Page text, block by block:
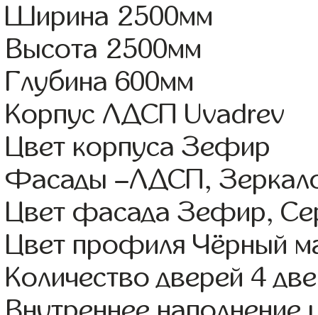
Ширина 2500мм
Высота 2500мм
Глубина 600мм
Корпус ЛДСП Uvadrev
Цвет корпуса Зефир
Фасады –ЛДСП,
Цвет фасада Зефир,
Цвет профиля Чёрный
Количество дверей 4